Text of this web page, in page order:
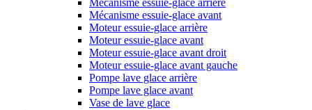
Mécanisme essuie-glace arrière
Mécanisme essuie-glace avant
Moteur essuie-glace arrière
Moteur essuie-glace avant
Moteur essuie-glace avant droit
Moteur essuie-glace avant gauche
Pompe lave glace arrière
Pompe lave glace avant
Vase de lave glace